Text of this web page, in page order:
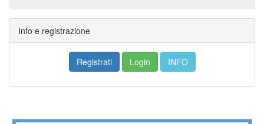
Info e registrazione
Registrati Login INFO